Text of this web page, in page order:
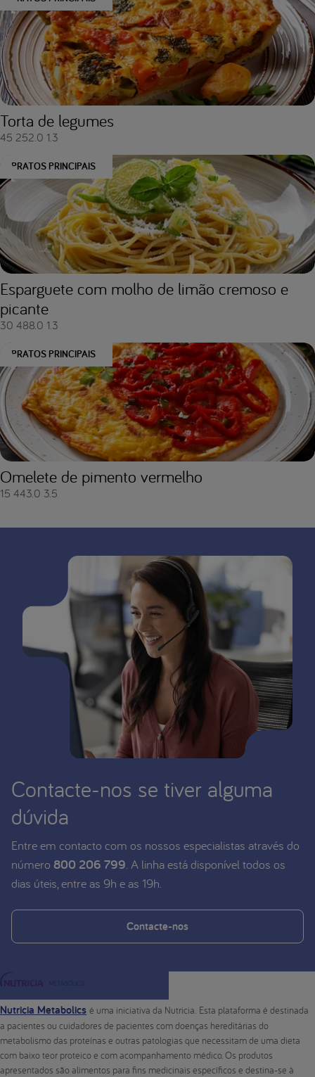
Torta de legumes
45 252.0 1.3
PRATOS PRINCIPAIS
Esparguete com molho de limão cremoso e
picante
30 488.0 1.3
PRATOS PRINCIPAIS
Omelete de pimento vermelho
15 443.0 3.5
Contacte-nos se tiver alguma
dúvida
Entre em contacto com os nossos especialistas através do
número 800 206 799. A linha está disponível todos os
dias úteis, entre as 9h e as 19h.
Contacte-nos
Nutricia Metabolics é uma iniciativa da Nutricia. Esta plataforma é destinada
a pacientes ou cuidadores de pacientes com doenças hereditárias do
metabolismo das proteínas e outras patologias que necessitam de uma dieta
com baixo teor proteico e com acompanhamento médico. Os produtos
apresentados são alimentos para fins medicinais específicos e destina-se à